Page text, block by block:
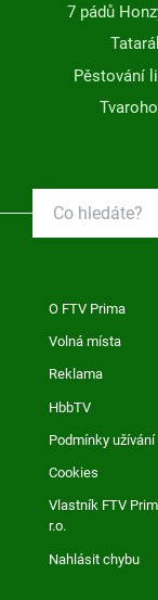
7 pádů
Pěstování
O FTV Prima
Volná místa
Reklama
HbbTV
Podmínky užívání
Cookies
Vlastník FTV
r.o.
Nahlásit chybu